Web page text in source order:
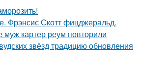
Фрэнсис Скотт фицджеральд.
муж картер реум повторили
звёзд традицию обновления